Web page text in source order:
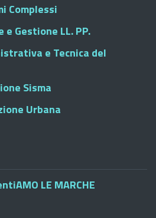
Complessi
e Gestione LL. PP.
e Tecnica del
Sisma
Urbana
LE MARCHE